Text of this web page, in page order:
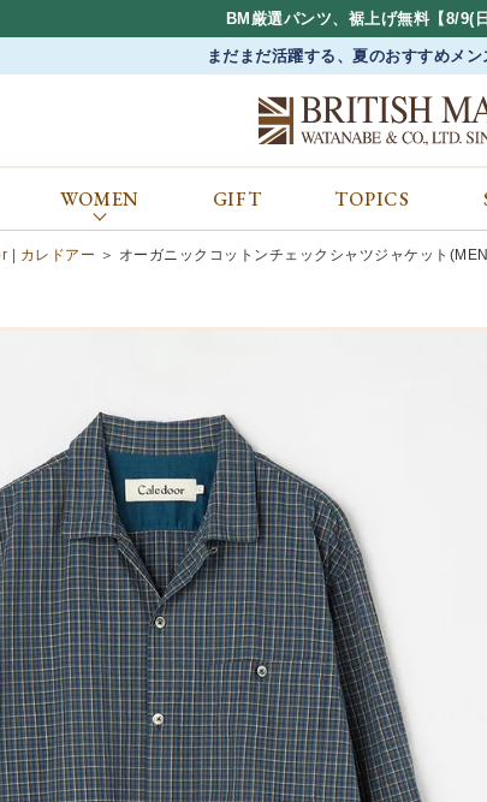
BM厳選パンツ、裾上げ無料【8/9(
まだまだ活躍する、夏のおすすめメン
Skincare
カテゴリから探す
アウター
WOMEN
WOMEN GIFT TOPICS
| カレドアー オーガニックコットンチェックシャツジャケット